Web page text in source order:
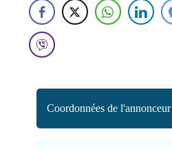
Coordonnées de l'annonceur